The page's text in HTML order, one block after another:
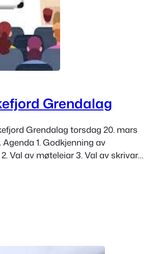
Grendalag
Grendalag torsdag 20. mars
1. Godkjenning av
Val av møteleiar 3. Val av skrivar
til å underskrive protokollen 5.